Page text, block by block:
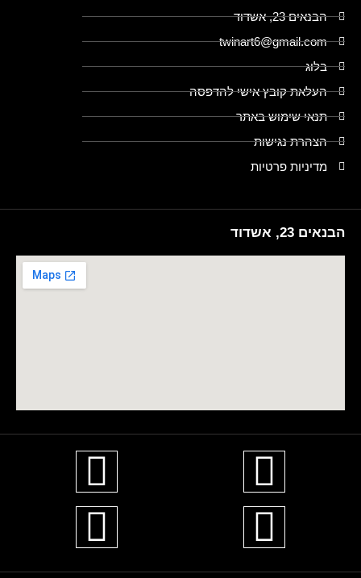
הבנאים 23, אשדוד
twinart6@gmail.com
בלוג
העלאת קובץ אישי להדפסה
תנאי שימוש באתר
הצהרת נגישות
מדיניות פרטיות
הבנאים 23, אשדוד